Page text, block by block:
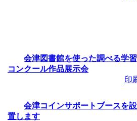
会津図書館を使った調べる学習
コンクール作品展示会
印
会津コインサポートブースを設
置します